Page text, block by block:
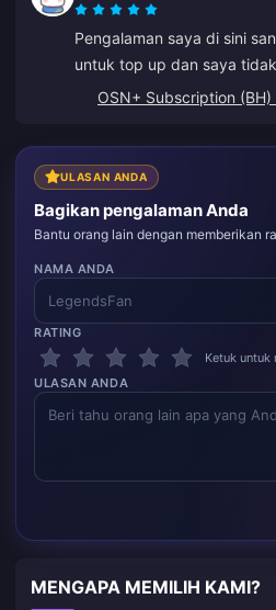
Pengalaman saya di sini
untuk top up dan saya
keterlambatan.
OSN+ Subscription (BH)
ULASAN ANDA
Bagikan pengalaman Anda
Bantu orang lain dengan memberikan
NAMA ANDA
RATING
Ketuk untuk
ULASAN ANDA
MENGAPA MEMILIH KAMI?